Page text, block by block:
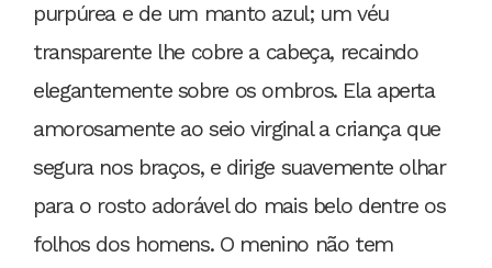
purpúrea e de um manto azul; um véu
transparente lhe cobre a cabeça, recaindo
elegantemente sobre os ombros. Ela aperta
amorosamente ao seio virginal a criança que
segura nos braços, e dirige suavemente olhar
para o rosto adorável do mais belo dentre os
folhos dos homens. O menino não tem